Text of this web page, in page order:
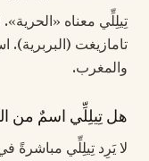
تِيلِلِّي معناه
تامازيغت
والمغرب.
هل تِيلِلِّي اسمٌ من
لا يَرِد تِيلِلِّي مباشرةً